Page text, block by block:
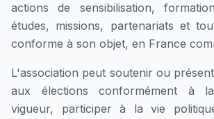
actions de sensibilisation,
études, missions, partenariats et
conforme à son objet, en France
L'association peut soutenir ou
aux élections conformément à
vigueur, participer à la vie